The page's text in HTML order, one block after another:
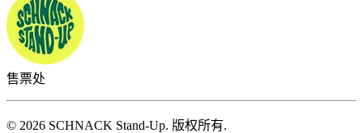
售票处
© 2026 SCHNACK Stand-Up. 版权所有.